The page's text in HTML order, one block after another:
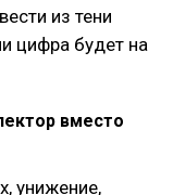
из тени
цифра будет на
вместо
унижение,